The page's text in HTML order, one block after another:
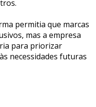
permitia que marcas
mas a empresa
para priorizar
necessidades futuras